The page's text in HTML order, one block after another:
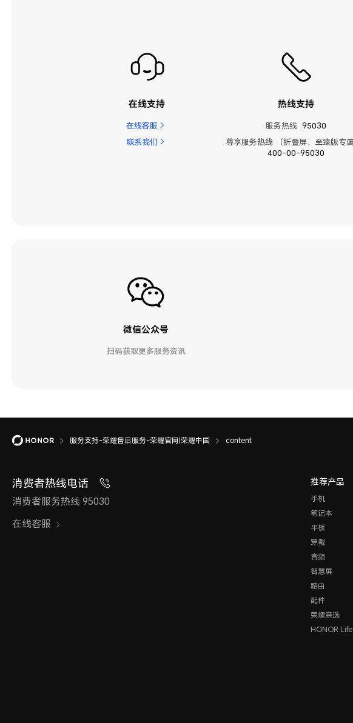
在线支持
在线客服
联系我们
热线支持
服务热线 95030
尊享服务热线 （折叠屏、至臻版专属
400-00-95030
微信公众号
扫码获取更多服务资讯
服务支持-荣耀售后服务-荣耀官网|荣耀中国 content
消费者热线电话
消费者服务热线 95030
在线客服
推荐产品
手机
笔记本
平板
穿戴
音频
智慧屏
路由
配件
荣耀亲选
HONOR Life